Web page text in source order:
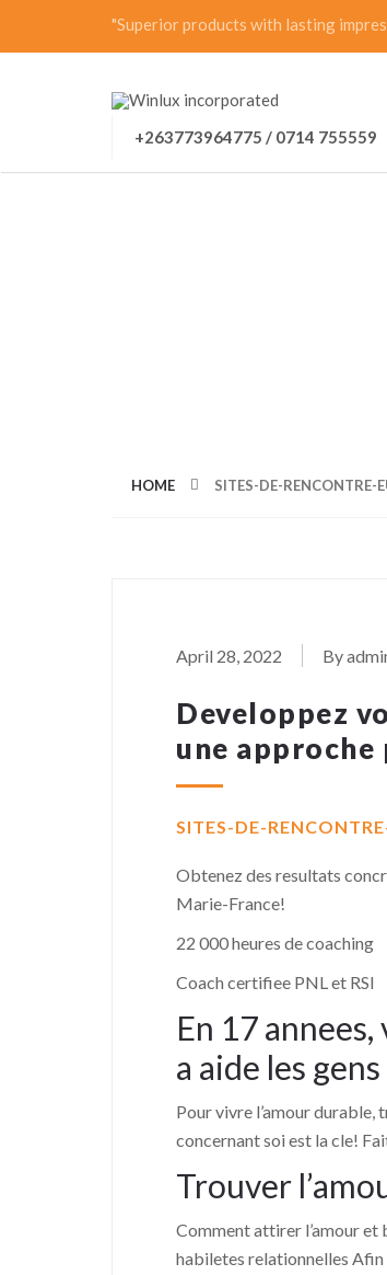
"Superior products with lasting
+263773964775 / 0714 755559
HOME SITES-DE-RENCONTRE-
April 28, 2022 By
Developpez
une approche
SITES-DE-
Obtenez des resultats
Marie-France!
22 000 heures de coaching
Coach certifiee PNL et RSI
En 17
a aide les gens
Pour vivre l’amour durable,
concernant soi est la cle!
Trouver
Comment attirer l’amour et
habiletes relationnelles Afin